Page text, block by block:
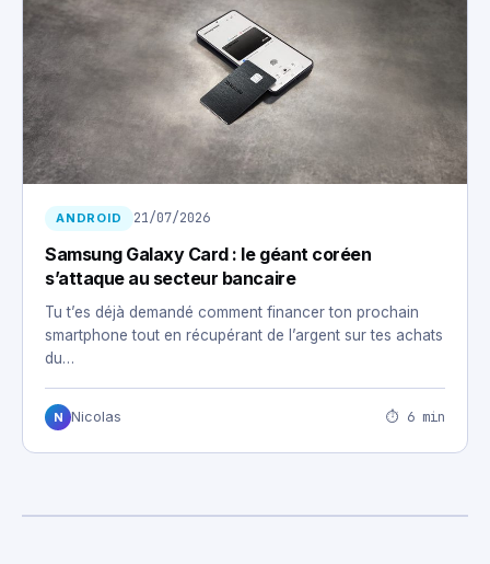
ANDROID 21/07/2026
Samsung Galaxy Card : le géant coréen
s’attaque au secteur bancaire
Tu t’es déjà demandé comment financer ton prochain
smartphone tout en récupérant de l’argent sur tes achats
du…
N Nicolas ⏱ 6 min